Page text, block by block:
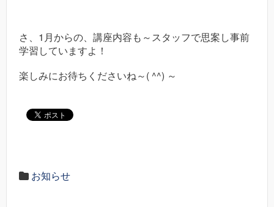
さ、1月からの、講座内容も～スタッフで思案し事前
学習していますよ！
楽しみにお待ちくださいね～( ^^) ～
お知らせ